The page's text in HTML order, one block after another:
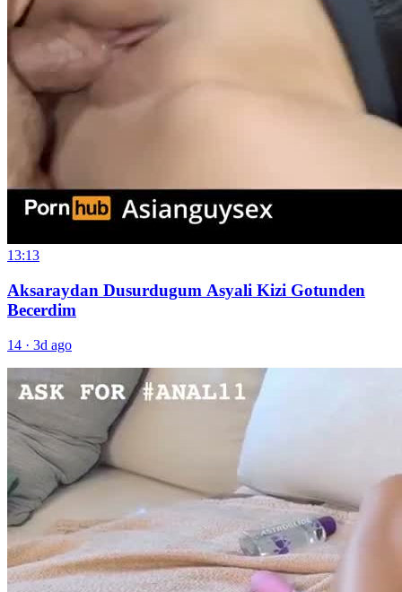
13:13
Aksaraydan Dusurdugum Asyali Kizi Gotunden
Becerdim
14 · 3d ago